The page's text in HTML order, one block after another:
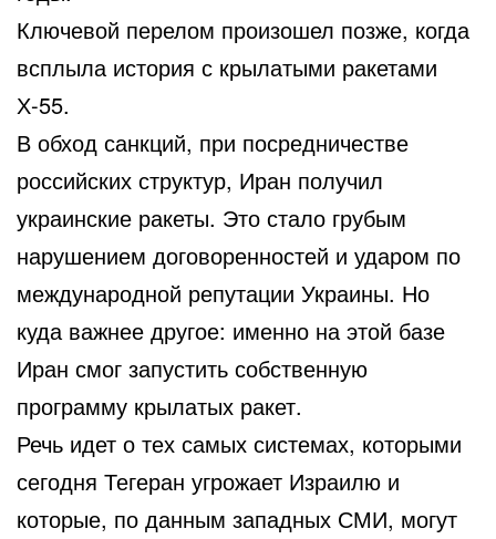
Ключевой перелом произошел позже, когда
всплыла история с крылатыми ракетами
Х-55.
В обход санкций, при посредничестве
российских структур, Иран получил
украинские ракеты. Это стало грубым
нарушением договоренностей и ударом по
международной репутации Украины. Но
куда важнее другое: именно на этой базе
Иран смог запустить собственную
программу крылатых ракет.
Речь идет о тех самых системах, которыми
сегодня Тегеран угрожает Израилю и
которые, по данным западных СМИ, могут